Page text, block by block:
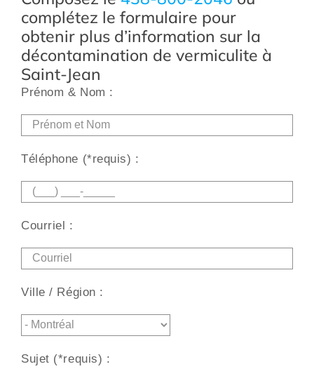
complétez le formulaire pour
obtenir plus d’information sur la
décontamination de vermiculite à
Saint-Jean
Prénom & Nom :
Téléphone (*requis) :
Courriel :
Ville / Région :
Sujet (*requis) :